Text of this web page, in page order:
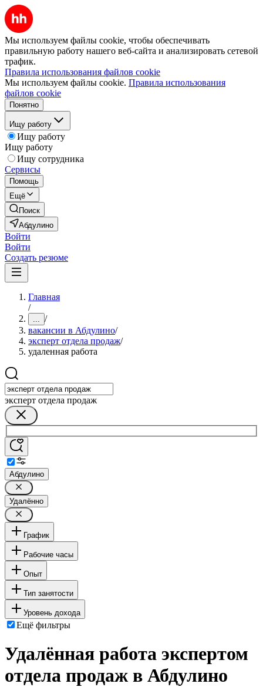
Мы используем файлы cookie, чтобы обеспечивать
правильную работу нашего веб-сайта и анализировать сетевой
трафик.
Правила использования файлов cookie
Мы используем файлы cookie. Правила использования
файлов cookie
Понятно
Ищу работу
Ищу работу
Ищу работу
Ищу сотрудника
Сервисы
Помощь
Ещё
Поиск
Абдулино
Войти
Войти
Создать резюме
Главная
/
... /
вакансии в Абдулино/
эксперт отдела продаж/
удаленная работа
эксперт отдела продаж
Абдулино
Удалённо
График
Рабочие часы
Опыт
Тип занятости
Уровень дохода
Ещё фильтры
Удалённая работа экспертом
отдела продаж в Абдулино